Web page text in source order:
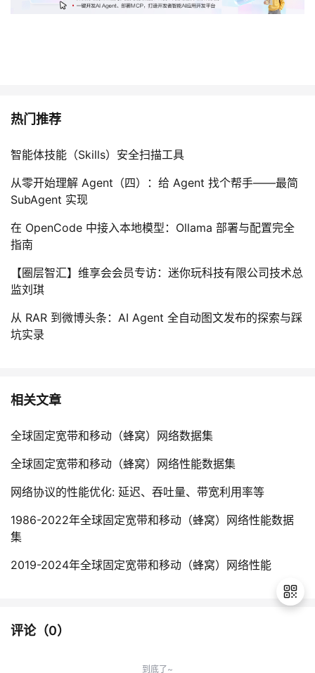
热门推荐
智能体技能（Skills）安全扫描工具
从零开始理解 Agent（四）：给 Agent 找个帮手——最简
SubAgent 实现
在 OpenCode 中接入本地模型：Ollama 部署与配置完全
指南
【圈层智汇】维享会会员专访：迷你玩科技有限公司技术总
监刘琪
从 RAR 到微博头条：AI Agent 全自动图文发布的探索与踩
坑实录
相关文章
全球固定宽带和移动（蜂窝）网络数据集
全球固定宽带和移动（蜂窝）网络性能数据集
网络协议的性能优化: 延迟、吞吐量、带宽利用率等
1986-2022年全球固定宽带和移动（蜂窝）网络性能数据
集
2019-2024年全球固定宽带和移动（蜂窝）网络性能
评论（0）
到底了~